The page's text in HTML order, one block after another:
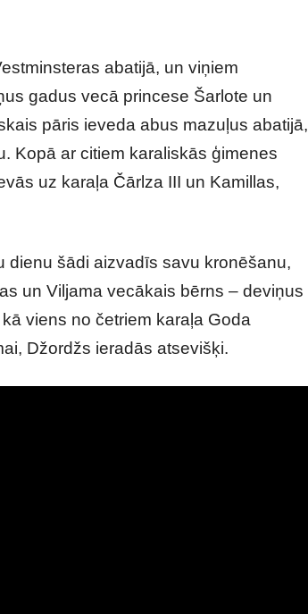
abatijā, un viņiem
gadus vecā princese Šarlote un
pāris ieveda abus mazuļus abatijā,
Kopā ar citiem karaliskās ģimenes
uz karaļa Čārlza III un Kamillas,
dienu šādi aizvadīs savu kronēšanu,
un Viljama vecākais bērns – deviņus
viens no četriem karaļa Goda
Džordžs ieradās atsevišķi.